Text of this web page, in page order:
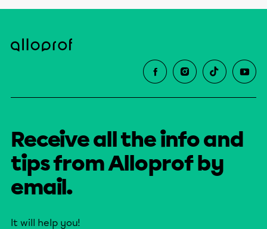
Receive all the info and
tips from Alloprof by
email.
It will help you!